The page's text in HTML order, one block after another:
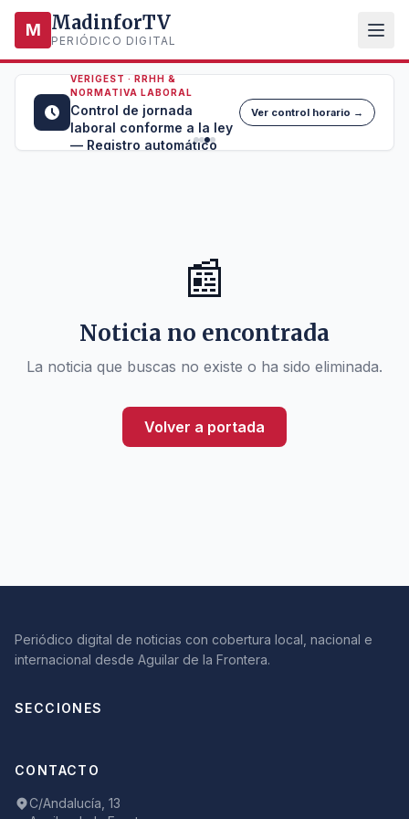
M MadinforTV
PERIÓDICO DIGITAL
VERIGEST · RRHH &
NORMATIVA LABORAL
Control de jornada
laboral conforme a la ley
— Registro automático
Ver control horario →
📰
Noticia no encontrada
La noticia que buscas no existe o ha sido eliminada.
Volver a portada
Periódico digital de noticias con cobertura local, nacional e
internacional desde Aguilar de la Frontera.
SECCIONES
CONTACTO
C/Andalucía, 13